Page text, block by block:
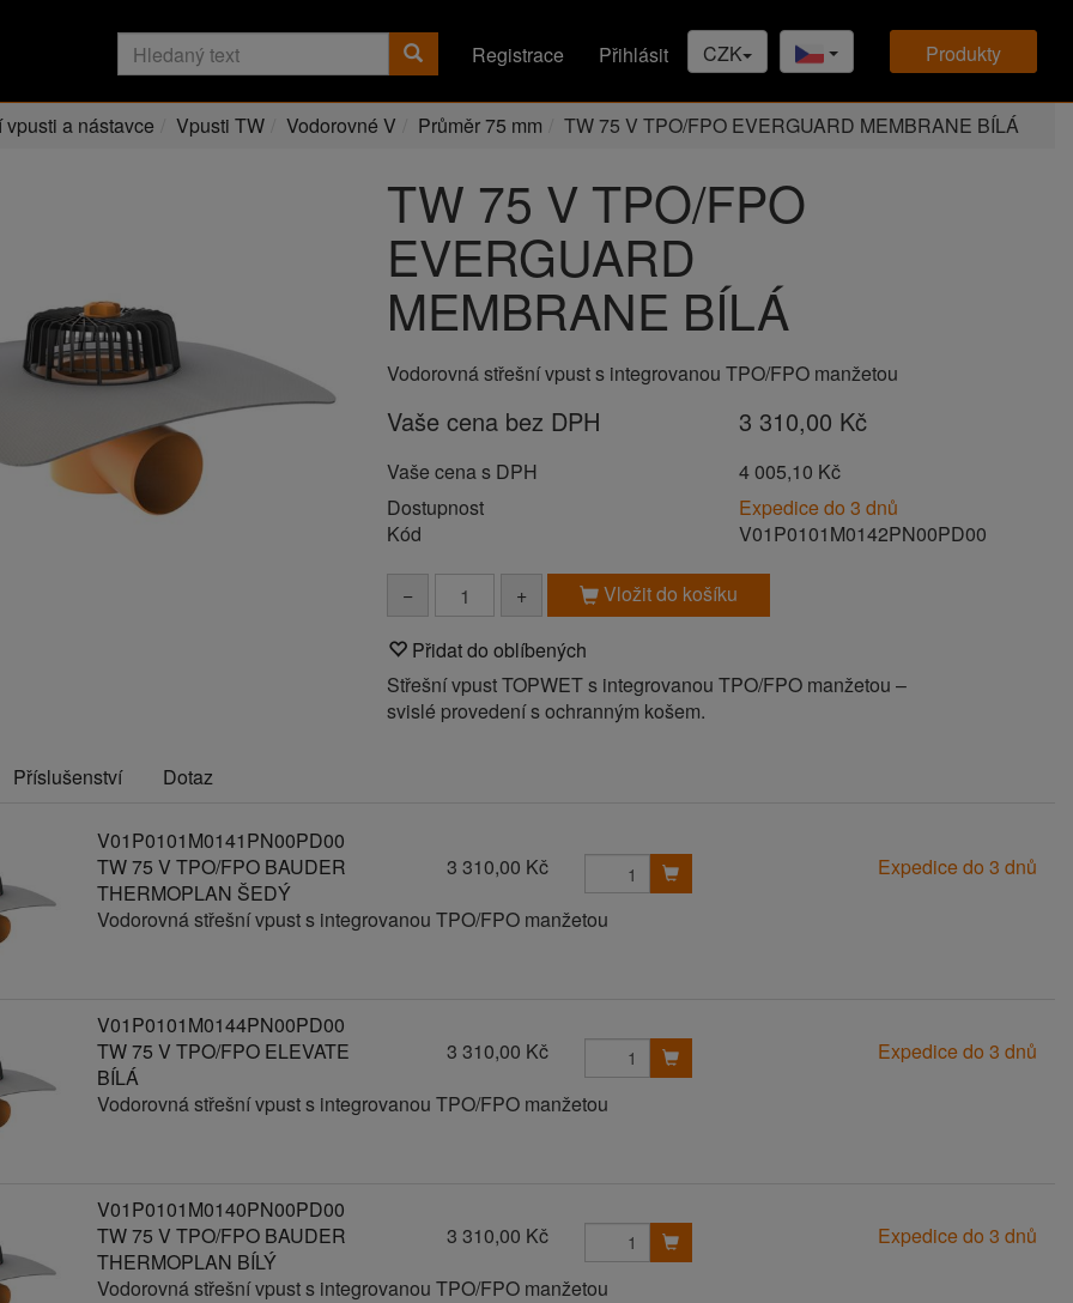
produkty
CZK
Registrace Přihlásit
vpusti a nástavce Vpusti TW Vodorovné V Průměr 75 mm TW 75 V TPO/FPO EVERGUARD MEMBRANE BÍLÁ
TW 75 V TPO/FPO
EVERGUARD
MEMBRANE BÍLÁ
Vodorovná střešní vpust s integrovanou TPO/FPO manžetou
Vaše cena bez DPH 3 310,00 Kč
Vaše cena s DPH
4 005,10 Kč
Dostupnost
Expedice do 3 dnů
Kód
V01P0101M0142PN00PD00
− + Vložit do košíku
Přidat do oblíbených
Střešní vpust TOPWET s integrovanou TPO/FPO manžetou –
svislé provedení s ochranným košem.
Příslušenství Dotaz
V01P0101M0141PN00PD00
TW 75 V TPO/FPO BAUDER
THERMOPLAN ŠEDÝ
3 310,00 Kč
Expedice do 3 dnů
Vodorovná střešní vpust s integrovanou TPO/FPO manžetou
V01P0101M0144PN00PD00
TW 75 V TPO/FPO ELEVATE
BÍLÁ
3 310,00 Kč
Expedice do 3 dnů
Vodorovná střešní vpust s integrovanou TPO/FPO manžetou
V01P0101M0140PN00PD00
TW 75 V TPO/FPO BAUDER
THERMOPLAN BÍLÝ
3 310,00 Kč
Expedice do 3 dnů
Vodorovná střešní vpust s integrovanou TPO/FPO manžetou